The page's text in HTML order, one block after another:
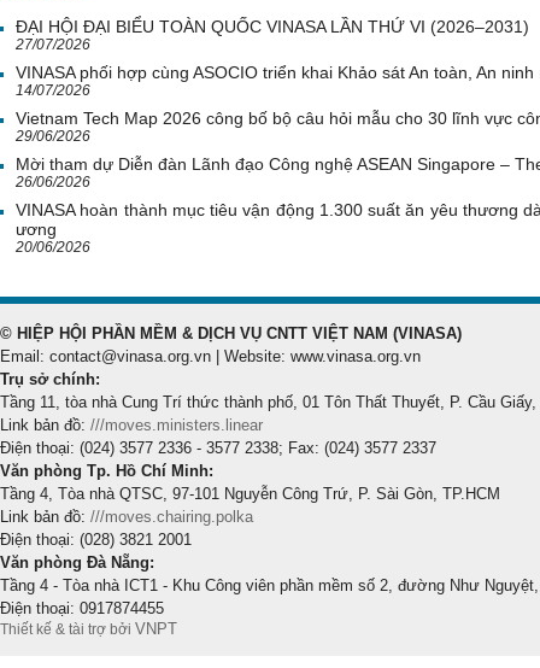
ĐẠI HỘI ĐẠI BIỂU TOÀN QUỐC VINASA LẦN THỨ VI (2026–2031)
27/07/2026
VINASA phối hợp cùng ASOCIO triển khai Khảo sát An toàn, An
14/07/2026
Vietnam Tech Map 2026 công bố bộ câu hỏi mẫu cho 30 lĩnh vực
29/06/2026
Mời tham dự Diễn đàn Lãnh đạo Công nghệ ASEAN Singapore –
26/06/2026
VINASA hoàn thành mục tiêu vận động 1.300 suất ăn yêu thương
ương
20/06/2026
© HIỆP HỘI PHẦN MỀM & DỊCH VỤ CNTT VIỆT NAM (VINASA)
Email: contact@vinasa.org.vn | Website: www.vinasa.org.vn
Trụ sở chính:
Tầng 11, tòa nhà Cung Trí thức thành phố, 01 Tôn Thất Thuyết, P. Cầu Giấy,
Link bản đồ: ///moves.ministers.linear
Điện thoại: (024) 3577 2336 - 3577 2338; Fax: (024) 3577 2337
Văn phòng Tp. Hồ Chí Minh:
Tầng 4, Tòa nhà QTSC, 97-101 Nguyễn Công Trứ, P. Sài Gòn, TP.HCM
Link bản đồ: ///moves.chairing.polka
Điện thoại: (028) 3821 2001
Văn phòng Đà Nẵng:
Tầng 4 - Tòa nhà ICT1 - Khu Công viên phần mềm số 2, đường Như
Điện thoại: 0917874455
Thiết kế & tài trợ bởi VNPT